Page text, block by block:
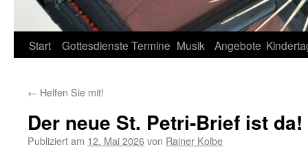
Zum
springen
Start Gottesdienste Termine Musik Angebote
← Helfen Sie mit!
Der neue St. Petri-Brief ist da!
Publiziert am 12. Mai 2026von Rainer Kolbe